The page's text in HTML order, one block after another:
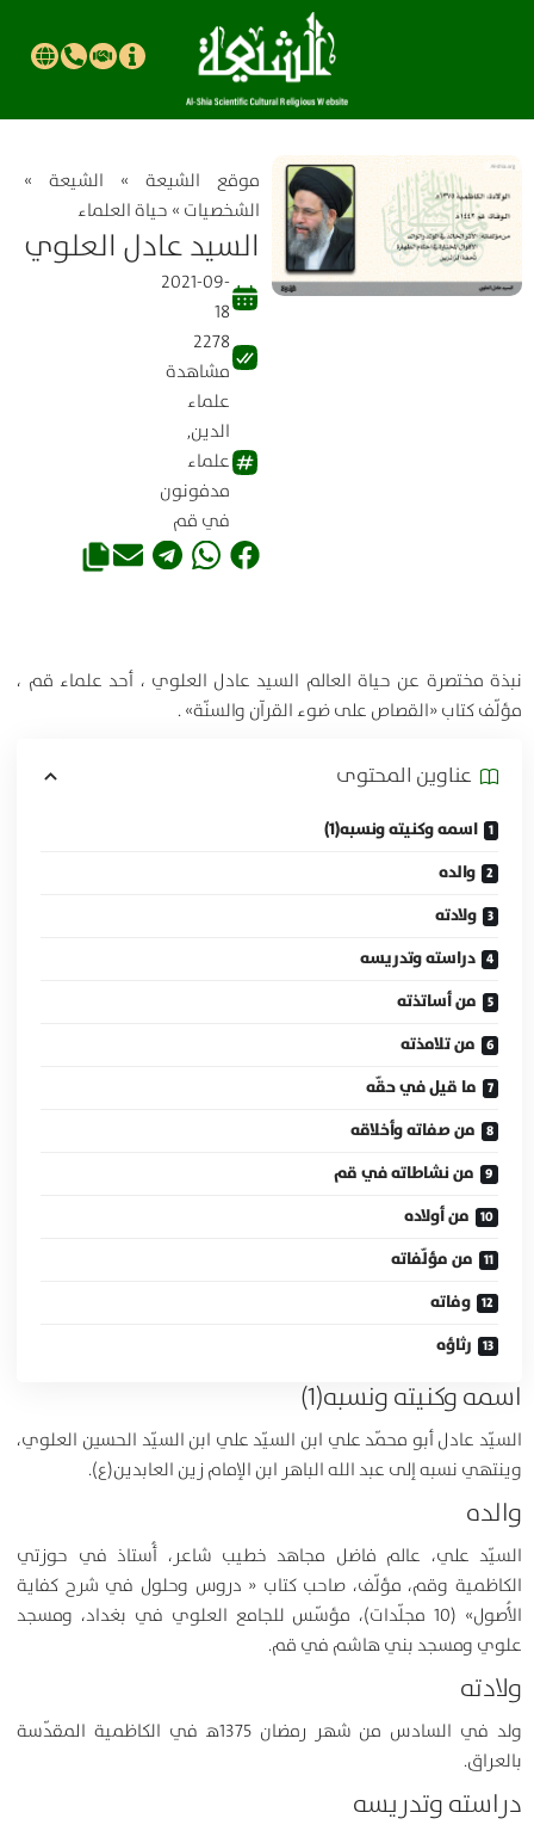
موقع الشیعة» الشيعة»
الشخصيات » حياة العلماء
السيد عادل العلوي
2021-09-
18
2278
مشاهدة
علماء
الدين,
علماء
مدفونون
في قم
نبذة مختصرة عن حياة العالم السيد عادل العلوي ، أحد علماء قم ،
مؤلّف كتاب «القصاص على ضوء القرآن والسنّة» .
عناوين المحتوی
اسمه وكنيته ونسبه(1)
والده
ولادته
دراسته وتدريسه
من أساتذته
من تلامذته
ما قيل في حقّه
من صفاته وأخلاقه
من نشاطاته في قم
من أولاده
من مؤلّفاته
وفاته
رثاؤه
اسمه وكنيته ونسبه(1)
السيّد عادل أبو محمّد علي ابن السيّد علي ابن السيّد الحسين العلوي،
وينتهي نسبه إلى عبد الله الباهر ابن الإمام زين العابدين(ع).
والده
السيّد علي، عالم فاضل مجاهد خطيب شاعر، أُستاذ في حوزتي
الكاظمية وقم، مؤلّف، صاحب كتاب « دروس وحلول في شرح كفاية
الأُصول» (10 مجلّدات)، مؤسّس للجامع العلوي في بغداد، ومسجد
علوي ومسجد بني هاشم في قم.
ولادته
ولد في السادس من شهر رمضان 1375ﻫ في الكاظمية المقدّسة
بالعراق.
دراسته وتدريسه